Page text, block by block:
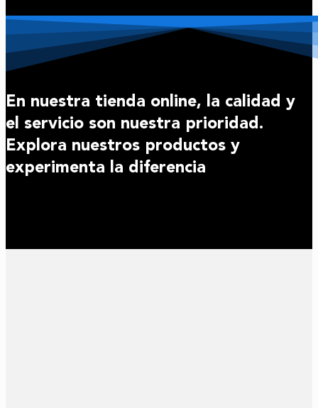
En nuestra tienda online, la calidad y
el servicio son nuestra prioridad.
Explora nuestros productos y
experimenta la diferencia